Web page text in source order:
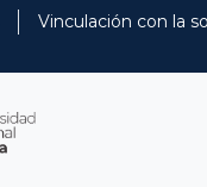
Vinculación con la